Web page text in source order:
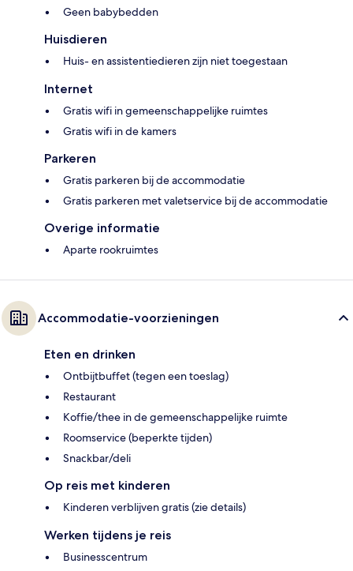
Geen babybedden
Huisdieren
Huis- en assistentiedieren zijn niet toegestaan
Internet
Gratis wifi in gemeenschappelijke ruimtes
Gratis wifi in de kamers
Parkeren
Gratis parkeren bij de accommodatie
Gratis parkeren met valetservice bij de accommodatie
Overige informatie
Aparte rookruimtes
Accommodatie-voorzieningen
Eten en drinken
Ontbijtbuffet (tegen een toeslag)
Restaurant
Koffie/thee in de gemeenschappelijke ruimte
Roomservice (beperkte tijden)
Snackbar/deli
Op reis met kinderen
Kinderen verblijven gratis (zie details)
Werken tijdens je reis
Businesscentrum